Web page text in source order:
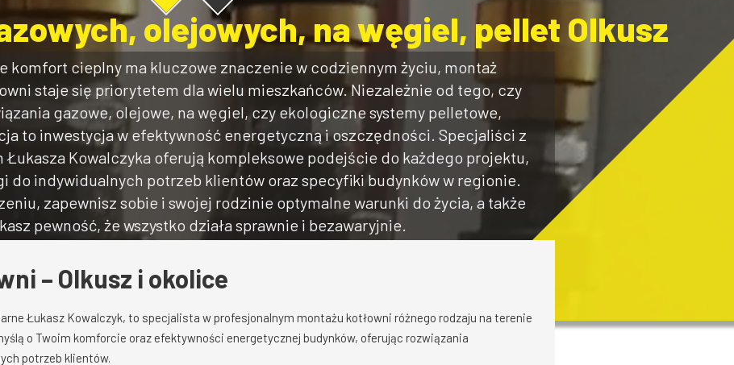
olejowych, na węgiel, pellet Olkusz
komfort cieplny ma kluczowe znaczenie w codziennym życiu, montaż
staje się priorytetem dla wielu mieszkańców. Niezależnie od tego, czy
gazowe, olejowe, na węgiel, czy ekologiczne systemy pelletowe,
to inwestycja w efektywność energetyczną i oszczędności. Specjaliści z
Łukasza Kowalczyka oferują kompleksowe podejście do każdego projektu,
do indywidualnych potrzeb klientów oraz specyfiki budynków w regionie.
zapewnisz sobie i swojej rodzinie optymalne warunki do życia, a także
pewność, że wszystko działa sprawnie i bezawaryjnie.
– Olkusz i okolice
Łukasz Kowalczyk, to specjalista w profesjonalnym montażu kotłowni różnego rodzaju na terenie
o Twoim komforcie oraz efektywności energetycznej budynków, oferując rozwiązania
potrzeb klientów.